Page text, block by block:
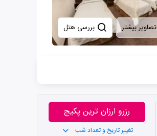
تصاویر بیشتر
رزرو ارزان ترین پکیج
تغییر تاریخ و تعداد شب